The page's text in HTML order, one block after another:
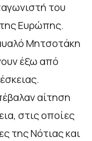
του
Ευρώπης.
Μητσοτάκη
έξω από
αίτηση
στις οποίες
της Νότιας και